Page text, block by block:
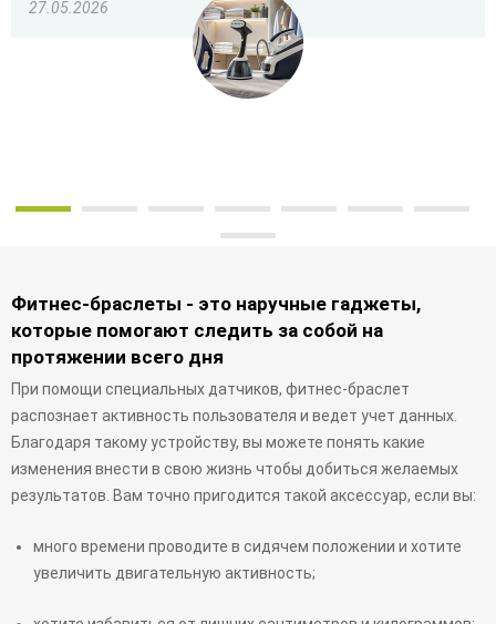
27.05.2026
Фитнес-браслеты - это наручные гаджеты,
которые помогают следить за собой на
протяжении всего дня
При помощи специальных датчиков, фитнес-браслет
распознает активность пользователя и ведет учет данных.
Благодаря такому устройству, вы можете понять какие
изменения внести в свою жизнь чтобы добиться желаемых
результатов. Вам точно пригодится такой аксессуар, если вы:
много времени проводите в сидячем положении и хотите
увеличить двигательную активность;